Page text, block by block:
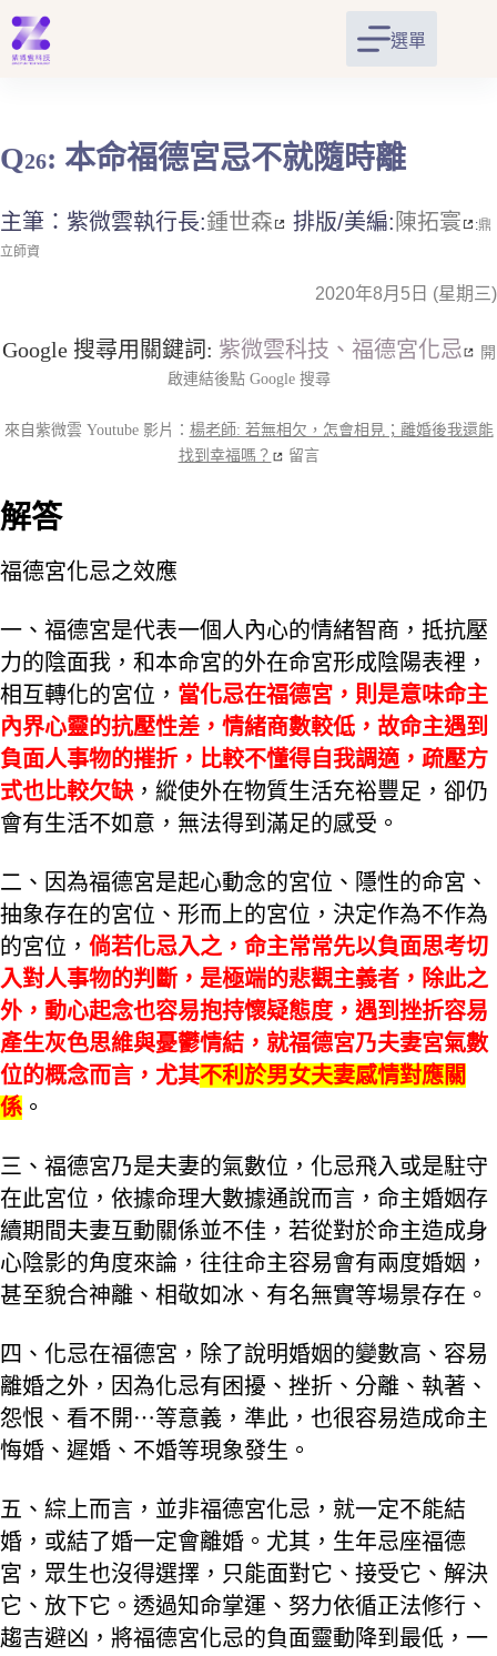
跳
至
主
容
選單
Q26: 本命福德宮忌不就隨時離
主筆：紫微雲執行長:鍾世森 排版/美編: 陳拓寰 :鼎
立師資
2020年8月5日 (星期三)
Google 搜尋用關鍵詞: 紫微雲科技、福德宮化忌
開
啟連結後點 Google 搜尋
來自紫微雲 Youtube 影片： 楊老師: 若無相欠，怎會相見；離婚後我還能
找到幸福嗎？
留言
解答
福德宮化忌之效應
一、福德宮是代表一個人內心的情緒智商，抵抗壓
力的陰面我，和本命宮的外在命宮形成陰陽表裡，
相互轉化的宮位， 當化忌在福德宮，則是意味命主
內界心靈的抗壓性差，情緒商數較低，故命主遇到
負面人事物的摧折，比較不懂得自我調適，疏壓方
式也比較欠缺 ，縱使外在物質生活充裕豐足，卻仍
會有生活不如意，無法得到滿足的感受。
二、因為福德宮是起心動念的宮位、隱性的命宮、
抽象存在的宮位、形而上的宮位，決定作為不作為
的宮位， 倘若化忌入之，命主常常先以負面思考切
入對人事物的判斷，是極端的悲觀主義者，除此之
外，動心起念也容易抱持懷疑態度，遇到挫折容易
產生灰色思維與憂鬱情結，就福德宮乃夫妻宮氣數
位的概念而言，尤其不利於男女夫妻感情對應關
係 。
三、福德宮乃是夫妻的氣數位，化忌飛入或是駐守
在此宮位，依據命理大數據通說而言，命主婚姻存
續期間夫妻互動關係並不佳，若從對於命主造成身
心陰影的角度來論，往往命主容易會有兩度婚姻，
甚至貌合神離、相敬如冰、有名無實等場景存在。
四、化忌在福德宮，除了說明婚姻的變數高、容易
離婚之外，因為化忌有困擾、挫折、分離、執著、
怨恨、看不開⋯等意義，準此，也很容易造成命主
悔婚、遲婚、不婚等現象發生。
五、綜上而言，並非福德宮化忌，就一定不能結
婚，或結了婚一定會離婚。尤其，生年忌座福德
宮，眾生也沒得選擇，只能面對它、接受它、解決
它、放下它。透過知命掌運、努力依循正法修行、
趨吉避凶，將福德宮化忌的負面靈動降到最低，一